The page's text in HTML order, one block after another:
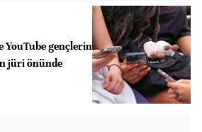
YouTube gençlerin
jüri önünde